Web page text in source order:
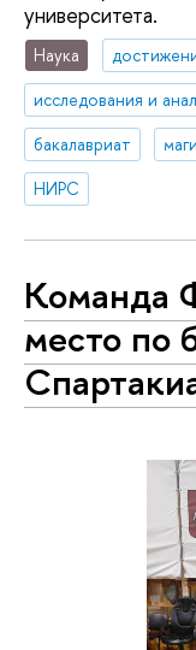
университета.
Наука
исследования и
бакалавриат
НИРС
Команда
место по